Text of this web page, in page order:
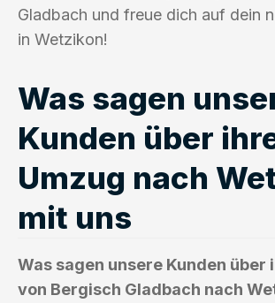
Gladbach und freue dich auf dein
in Wetzikon!
Was sagen
Kunden über
Umzug nach
mit uns
Was sagen unsere Kunden über
von Bergisch Gladbach nach